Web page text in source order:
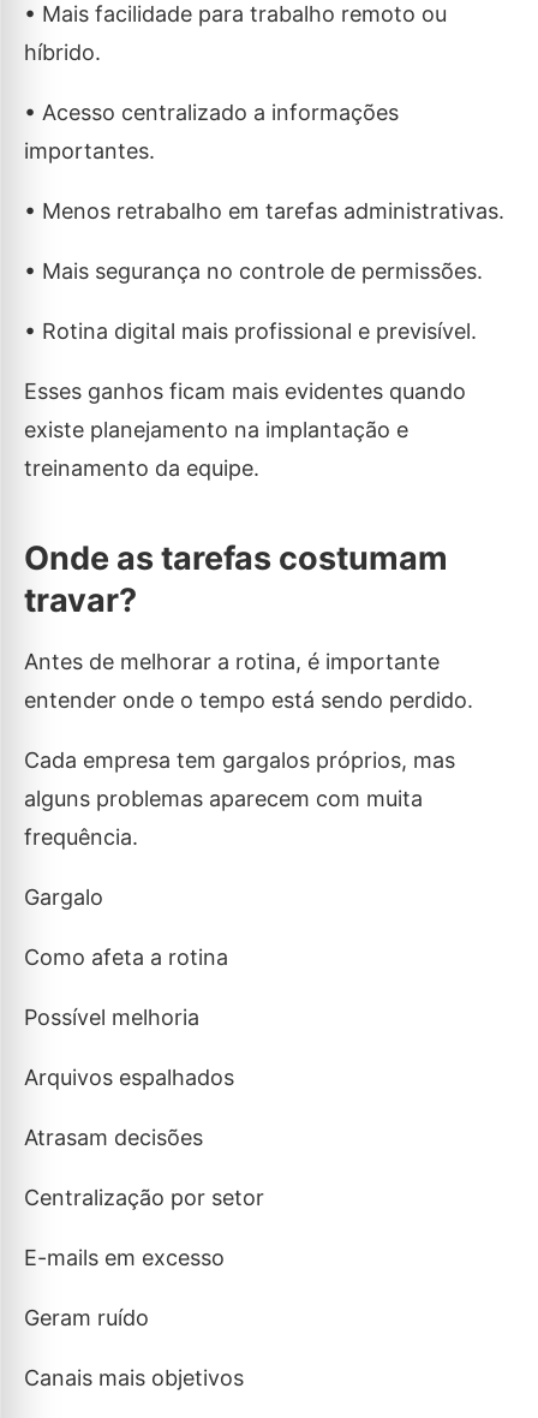
• Mais facilidade para trabalho remoto ou
híbrido.
• Acesso centralizado a informações
importantes.
• Menos retrabalho em tarefas administrativas.
• Mais segurança no controle de permissões.
• Rotina digital mais profissional e previsível.
Esses ganhos ficam mais evidentes quando
existe planejamento na implantação e
treinamento da equipe.
Onde as tarefas costumam
travar?
Antes de melhorar a rotina, é importante
entender onde o tempo está sendo perdido.
Cada empresa tem gargalos próprios, mas
alguns problemas aparecem com muita
frequência.
Gargalo
Como afeta a rotina
Possível melhoria
Arquivos espalhados
Atrasam decisões
Centralização por setor
E-mails em excesso
Geram ruído
Canais mais objetivos